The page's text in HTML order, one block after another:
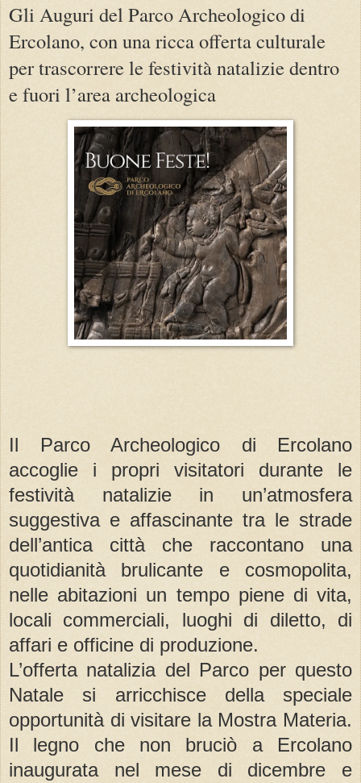
Gli Auguri del Parco Archeologico di
Ercolano, con una ricca offerta culturale
per trascorrere le festività natalizie dentro
e fuori l’area archeologica
Il Parco Archeologico di Ercolano
accoglie i propri visitatori durante le
festività natalizie in un’atmosfera
suggestiva e affascinante tra le strade
dell’antica città che raccontano una
quotidianità brulicante e cosmopolita,
nelle abitazioni un tempo piene di vita,
locali commerciali, luoghi di diletto, di
affari e officine di produzione.
L’offerta natalizia del Parco per questo
Natale si arricchisce della speciale
opportunità di visitare la Mostra Materia.
Il legno che non bruciò a Ercolano
inaugurata nel mese di dicembre e